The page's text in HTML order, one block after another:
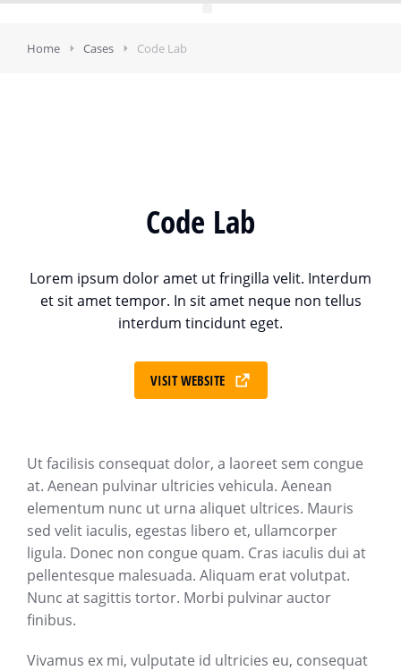
Home Cases Code Lab
Code Lab
Lorem ipsum dolor amet ut fringilla velit. Interdum
et sit amet tempor. In sit amet neque non tellus
interdum tincidunt eget.
VISIT WEBSITE
Ut facilisis consequat dolor, a laoreet sem congue
at. Aenean pulvinar ultricies vehicula. Aenean
elementum nunc ut urna aliquet ultrices. Mauris
sed velit iaculis, egestas libero et, ullamcorper
ligula. Donec non congue quam. Cras iaculis dui at
pellentesque malesuada. Aliquam erat volutpat.
Nunc at sagittis tortor. Morbi pulvinar auctor
finibus.
Vivamus ex mi, vulputate id ultricies eu, consequat